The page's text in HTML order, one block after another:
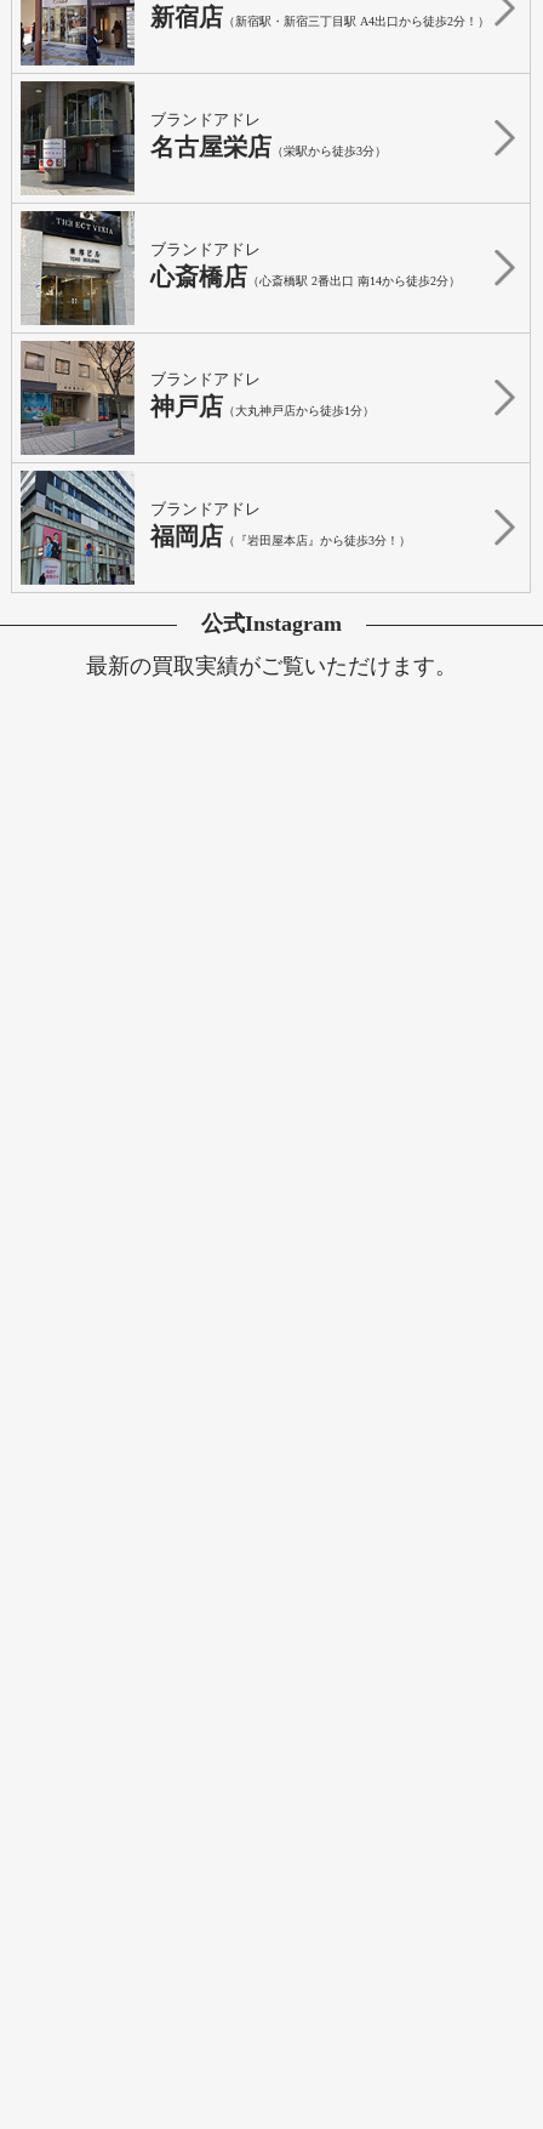
新宿店 （新宿駅・新宿三丁目駅 A4出口から徒歩2分！）
ブランドアドレ
名古屋栄店 （栄駅から徒歩3分）
ブランドアドレ
心斎橋店 （心斎橋駅 2番出口 南14から徒歩2分）
ブランドアドレ
神戸店 （大丸神戸店から徒歩1分）
ブランドアドレ
福岡店 （『岩田屋本店』から徒歩3分！）
公式Instagram
最新の買取実績がご覧いただけます。